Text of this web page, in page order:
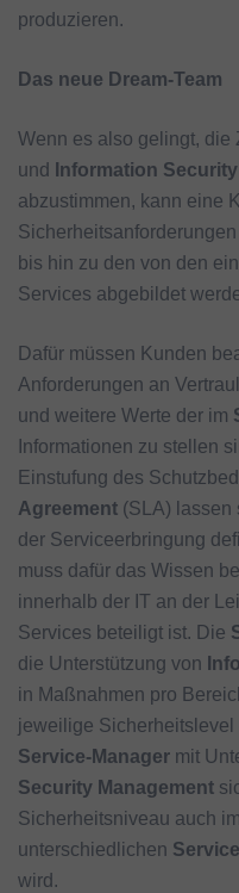
produzieren.
Das neue Dream-Team
Wenn es also gelingt, die
und
Information
abzustimmen, kann eine
Sicherheitsanforderungen
bis hin zu den von den
Services abgebildet
Dafür müssen Kunden
Anforderungen an
und weitere Werte der im
Informationen zu stellen
Einstufung des
Agreement (SLA) lassen
der Serviceerbringung
muss dafür das Wissen
innerhalb der IT an der
Services beteiligt ist. Die
die Unterstützung von
in Maßnahmen pro
jeweilige
Service-Manager mit
Security Management
Sicherheitsniveau auch
unterschiedlichen
wird.